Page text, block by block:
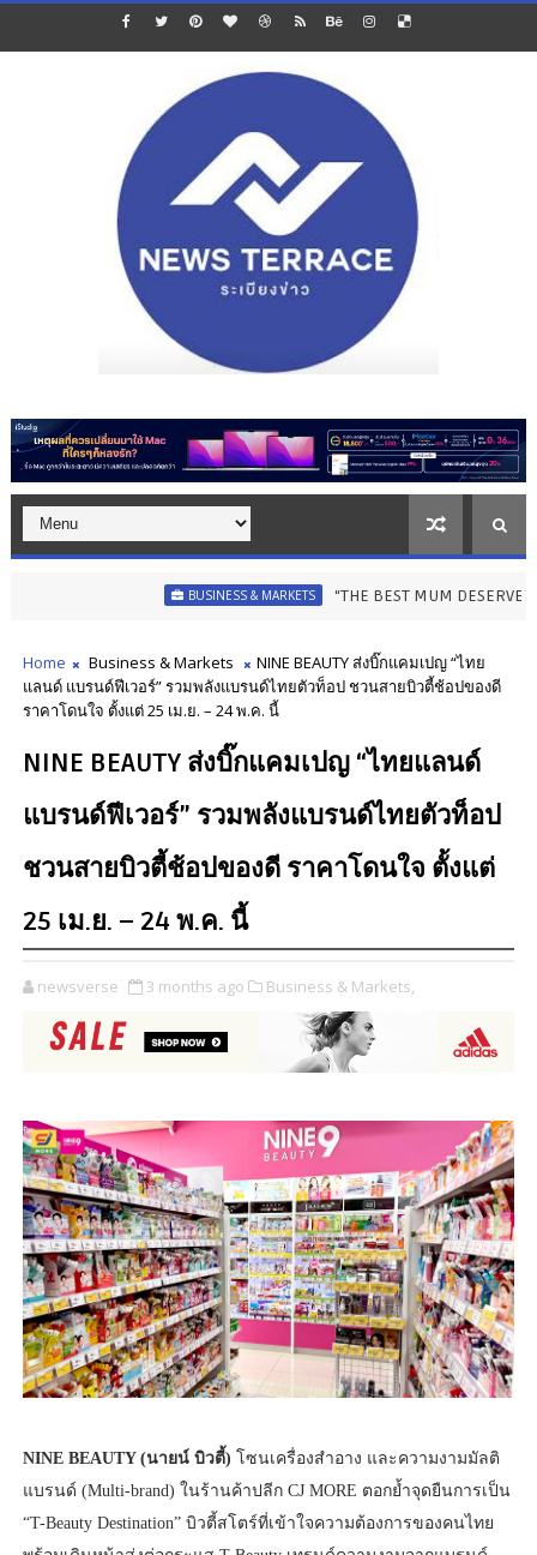
BUSINESS & MARKETS “THE BEST MUM DESERVES THE
Home Business & Markets
NINE BEAUTY ส่งบิ๊กแคมเปญ “ไทย
แลนด์ แบรนด์ฟีเวอร์” รวมพลังแบรนด์ไทยตัวท็อป ชวนสายบิวตี้ช้อปของดี
ราคาโดนใจ ตั้งแต่ 25 เม.ย. – 24 พ.ค. นี้
NINE BEAUTY ส่งบิ๊กแคมเปญ “ไทยแลนด์
แบรนด์ฟีเวอร์” รวมพลังแบรนด์ไทยตัวท็อป
ชวนสายบิวตี้ช้อปของดี ราคาโดนใจ ตั้งแต่
25 เม.ย. – 24 พ.ค. นี้
newsverse 3 months ago Business & Markets,
NINE BEAUTY (นายน์ บิวตี้) โซนเครื่องสำอาง และความงามมัลติ
แบรนด์ (Multi-brand) ในร้านค้าปลีก CJ MORE ตอกย้ำจุดยืนการเป็น
“T-Beauty Destination” บิวตี้สโตร์ที่เข้าใจความต้องการของคนไทย